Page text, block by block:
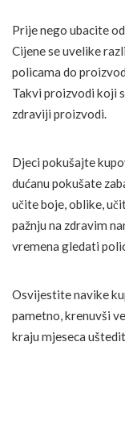
Prije nego ubacite
Cijene se uvelike
policama do
Takvi proizvodi koji
zdraviji proizvodi.
Djeci pokušajte
dućanu pokušate
učite boje, oblike,
pažnju na zdravim
vremena gledati
Osvijestite navike
pametno, krenuvši
kraju mjeseca